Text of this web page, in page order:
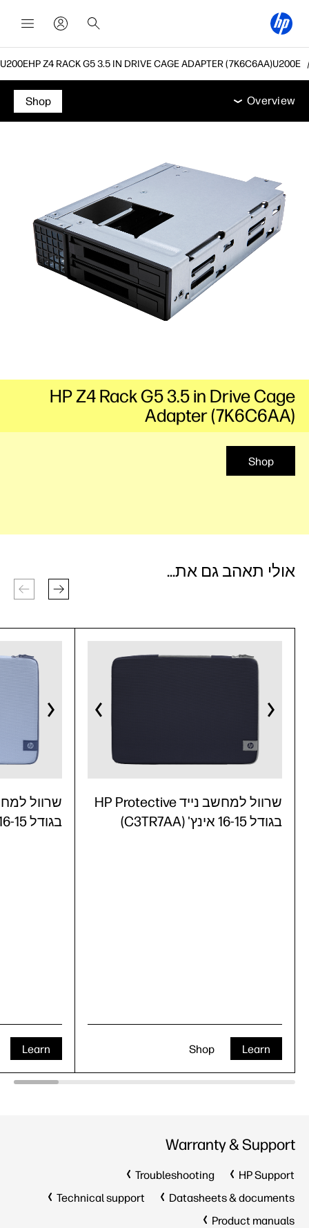
HP Z4 RACK G5 3.5 IN DRIVE CAGE ADAPTER (7K6C6AA)
Overview
תמיכה
Overview
Shop
Shop
HP Z4 Rack G5 3.5 in Drive Cage
Adapter (7K6C6AA)
אולי תאהב גם את...
בגודל 16-15 אינץ' (C3TR6AA)
Learn
שרוול למחשב נייד HP Protective
בגודל 16-15 אינץ' (C3TR7AA)
Learn
Shop
Warranty & Support
HP Support
Troubleshooting
Datasheets & documents
Technical support
Product manuals